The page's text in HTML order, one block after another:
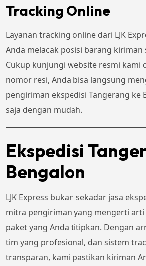
Tracking Online
Layanan tracking online dari LJK
Anda melacak posisi barang kiriman
Cukup kunjungi website resmi kami
nomor resi, Anda bisa langsung
pengiriman ekspedisi Tangerang ke
saja dengan mudah.
Ekspedisi
Bengalon
LJK Express bukan sekadar jasa
mitra pengiriman yang mengerti
paket yang Anda titipkan. Dengan
tim yang profesional, dan sistem
transparan, kami pastikan kiriman